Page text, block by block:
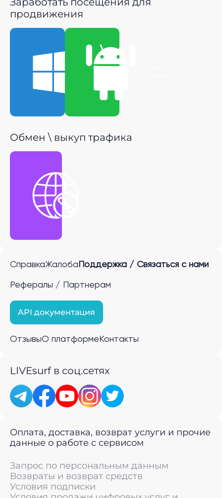
продвижения
Скачать для
Обмен \ выкуп трафика
СправкаЖалоба Поддержка / Связаться с нами
Рефералы / Партнерам
API документация
ОтзывыО платформе Контакты
LIVEsurf в соц.сетях
Оплата, доставка, возврат услуги и прочие
данные о работе с сервисом
Запрос по персональным данным
Возвраты и возврат средств
Условия подписки